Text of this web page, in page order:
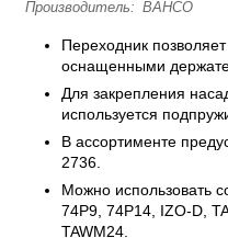
Производитель: BAHCO
Переходник
оснащенными
Для закрепления
используется
В ассортименте
2736.
Можно использовать
74P9, 74P14, IZO-D,
TAWM24.